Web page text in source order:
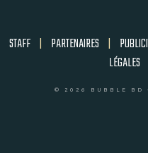
STAFF | PARTENAIRES |
LÉGALES
© 2026 BUBBLE BD -